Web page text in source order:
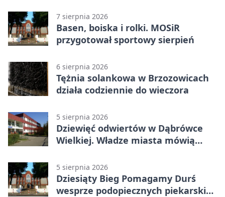
7 sierpnia 2026
Basen, boiska i rolki. MOSiR
przygotował sportowy sierpień
6 sierpnia 2026
Tężnia solankowa w Brzozowicach
działa codziennie do wieczora
5 sierpnia 2026
Dziewięć odwiertów w Dąbrówce
Wielkiej. Władze miasta mówią
5 sierpnia 2026
Dziesiąty Bieg Pomagamy Durś
wesprze podopiecznych piekarskich